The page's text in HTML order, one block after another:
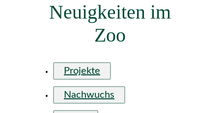
Neuigkeiten im
Zoo
Projekte
Nachwuchs